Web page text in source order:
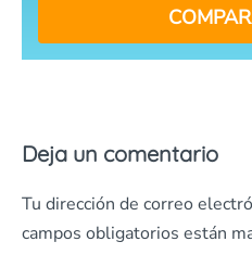
Deja un comentario
Tu dirección de correo
campos obligatorios están